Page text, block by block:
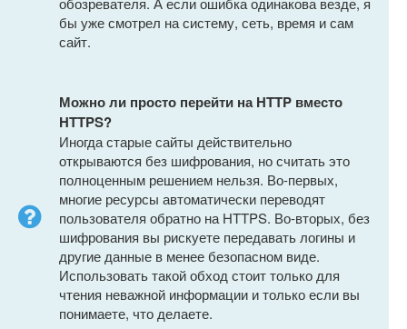
бы уже смотрел на систему, сеть, время и сам
сайт.
Можно ли просто перейти на HTTP вместо
HTTPS?
Иногда старые сайты действительно
открываются без шифрования, но считать это
полноценным решением нельзя. Во-первых,
многие ресурсы автоматически переводят
пользователя обратно на HTTPS. Во-вторых, без
шифрования вы рискуете передавать логины и
другие данные в менее безопасном виде.
Использовать такой обход стоит только для
чтения неважной информации и только если вы
понимаете, что делаете.